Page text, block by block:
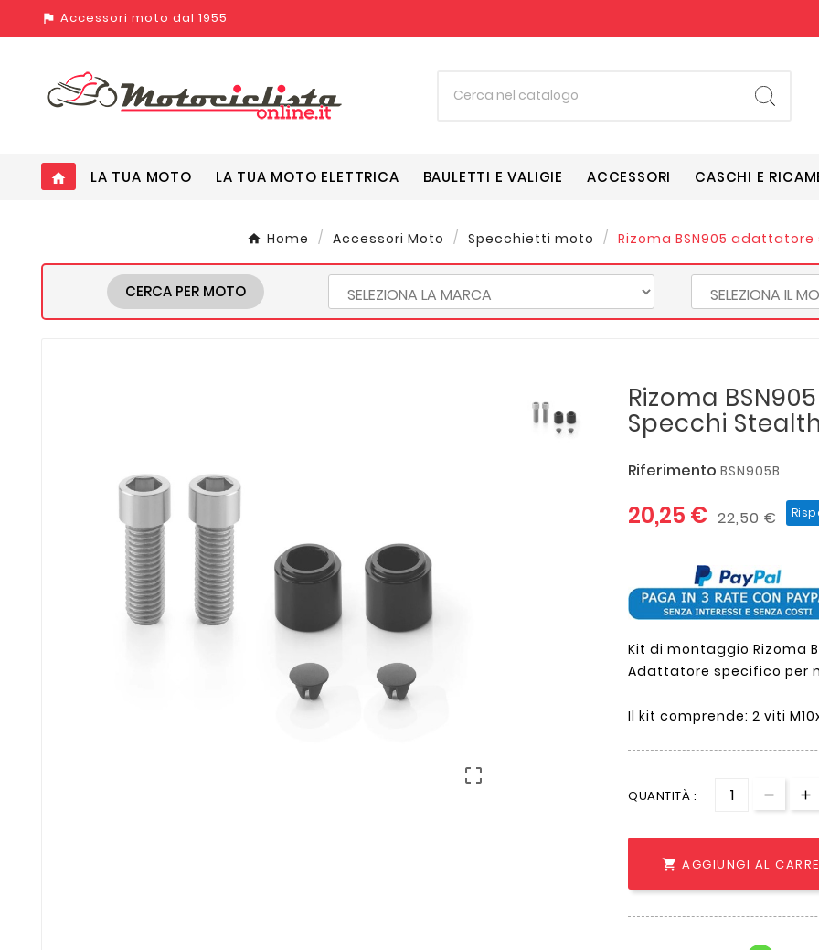
assistant_photo Accessori moto dal 1955
home LA TUA MOTO LA TUA MOTO ELETTRICA BAULETTI E VALIGIE ACCESSORI CASCHI E
Home Accessori Moto Specchietti moto Rizoma BSN905
CERCA PER MOTO

Rizoma
Specchi
Riferimento BSN905B
20,25 € 22,50 €
Kit di montaggio Rizoma
Adattatore specifico per
Il kit comprende: 2 viti
QUANTITÀ :
 AGGIUNGI AL